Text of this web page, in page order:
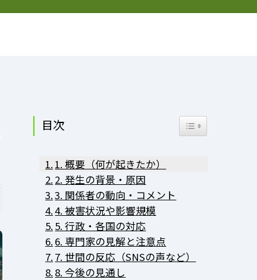
目次 Toggle Table of
1. 概要（何が起きたか）
2. 発生の背景・原因
3. 関係者の動向・コメント
4. 被害状況や影響規模
5. 行政・各国の対応
6. 専門家の見解と注意点
7. 世間の反応（SNSの声など）
8. 今後の見通し